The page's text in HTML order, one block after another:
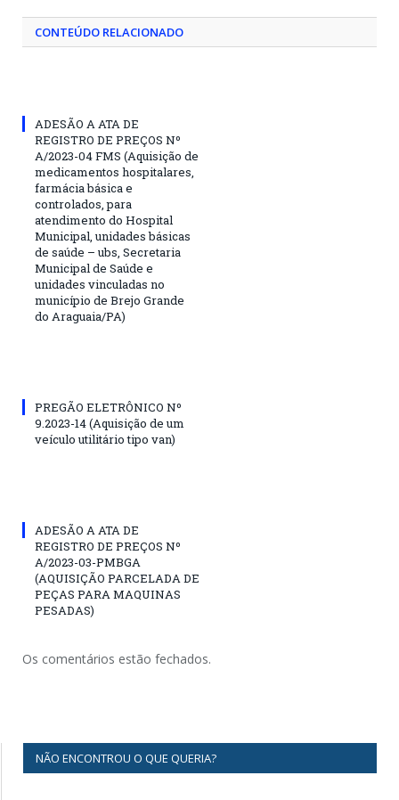
CONTEÚDO RELACIONADO
ADESÃO A ATA DE
REGISTRO DE PREÇOS Nº
A/2023-04 FMS (Aquisição de
medicamentos hospitalares,
farmácia básica e
controlados, para
atendimento do Hospital
Municipal, unidades básicas
de saúde – ubs, Secretaria
Municipal de Saúde e
unidades vinculadas no
município de Brejo Grande
do Araguaia/PA)
PREGÃO ELETRÔNICO Nº
9.2023-14 (Aquisição de um
veículo utilitário tipo van)
ADESÃO A ATA DE
REGISTRO DE PREÇOS Nº
A/2023-03-PMBGA
(AQUISIÇÃO PARCELADA DE
PEÇAS PARA MAQUINAS
PESADAS)
Os comentários estão fechados.
NÃO ENCONTROU O QUE QUERIA?